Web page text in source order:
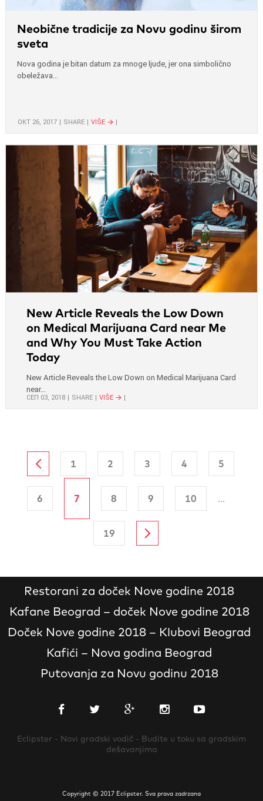
Neobične tradicije za Novu godinu širom
sveta
Nova godina je bitan datum za mnoge ljude, jer ona simbolično
obeležava...
ОКТ 26, 2017 SHARE VIŠE
New Article Reveals the Low Down
on Medical Marijuana Card near Me
and Why You Must Take Action
Today
New Article Reveals the Low Down on Medical Marijuana Card
near...
СЕП 03, 2018 SHARE VIŠE
1 2 3 4 5
6 7 8 9 10 ...
19
Restorani za doček Nove godine 2018
Kafane Beograd – doček Nove godine 2018
Doček Nove godine 2018 – Klubovi Beograd
Kafići – Nova godina Beograd
Putovanja za Novu godinu 2018
Eclipster - Novi gradski vodič - Budite u toku sa gradskim
dešavanjima
Copyright © 2017 Eclipster. Sva prava zadrzana